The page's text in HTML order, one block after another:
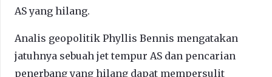
AS yang hilang.
Analis geopolitik Phyllis Bennis mengatakan
jatuhnya sebuah jet tempur AS dan pencarian
penerbang yang hilang dapat mempersulit